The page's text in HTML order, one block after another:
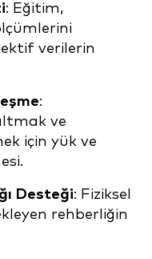
: Eğitim,
verilerin
:
ve
için yük ve
Desteği: Fiziksel
rehberliğin